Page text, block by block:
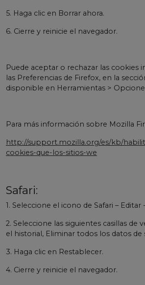
5. Haga clic en Borrar ahora.
6. Cierre y reinicie el navegador.
Puede aceptar o rechazar las cookies
las Preferencias de Firefox, en la
disponible en Herramientas >
Para más información sobre Mozilla
http://support.mozilla.org/es/kb/
cookies-que-los-sitios-we
Safari:
1. Seleccione el icono de Safari – Editar
2. Seleccione las siguientes casillas de
el historial, Eliminar todos los datos de
3. Haga clic en Restablecer.
4. Cierre y reinicie el navegador.